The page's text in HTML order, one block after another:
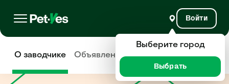
Войти
О заводчике Объявления Отзывы
Выберите город
Выбрать